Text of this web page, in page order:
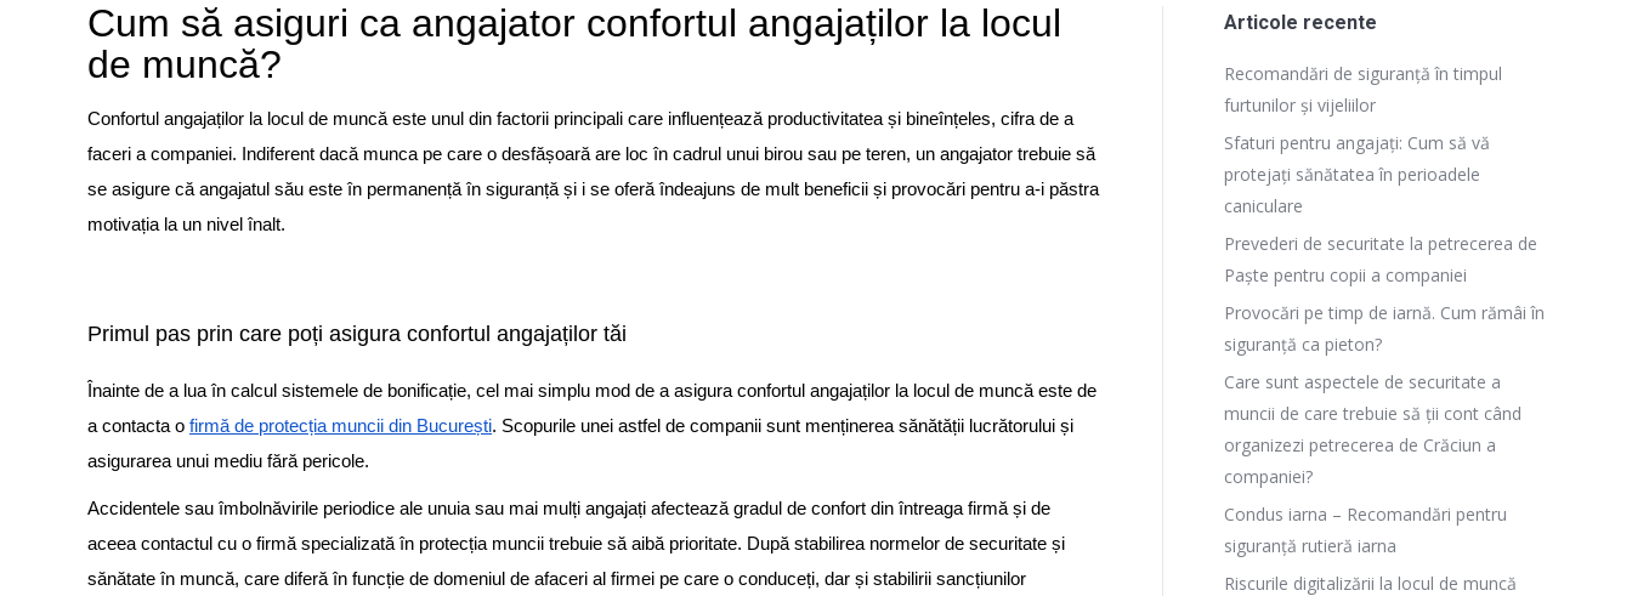
Cum să asiguri ca angajator confortul angajaților la locul
de muncă?
Confortul angajaților la locul de muncă este unul din factorii principali care influențează productivitatea și bineînțeles, cifra de a
faceri a companiei. Indiferent dacă munca pe care o desfășoară are loc în cadrul unui birou sau pe teren, un angajator trebuie să
se asigure că angajatul său este în permanență în siguranță și i se oferă îndeajuns de mult beneficii și provocări pentru a-i păstra
motivația la un nivel înalt.
Primul pas prin care poți asigura confortul angajaților tăi
Înainte de a lua în calcul sistemele de bonificație, cel mai simplu mod de a asigura confortul angajaților la locul de muncă este de
a contacta o firmă de protecția muncii din București. Scopurile unei astfel de companii sunt menținerea sănătății lucrătorului și
asigurarea unui mediu fără pericole.
Accidentele sau îmbolnăvirile periodice ale unuia sau mai mulți angajați afectează gradul de confort din întreaga firmă și de
aceea contactul cu o firmă specializată în protecția muncii trebuie să aibă prioritate. După stabilirea normelor de securitate și
sănătate în muncă, care diferăîn funcție de domeniul de afaceri al firmei pe care o conduceți, dar și stabilirii sancțiunilor
Articole recente
Recomandări de siguranță în timpul
furtunilor și vijeliilor
Sfaturi pentru angajați: Cum să vă
protejați sănătatea în perioadele
caniculare
Prevederi de securitate la petrecerea de
Paște pentru copii a companiei
Provocări pe timp de iarnă. Cum rămâi în
siguranță ca pieton?
Care sunt aspectele de securitate a
muncii de care trebuie să ții cont când
organizezi petrecerea de Crăciun a
companiei?
Condus iarna – Recomandări pentru
siguranță rutieră iarna
Riscurile digitalizării la locul de muncă